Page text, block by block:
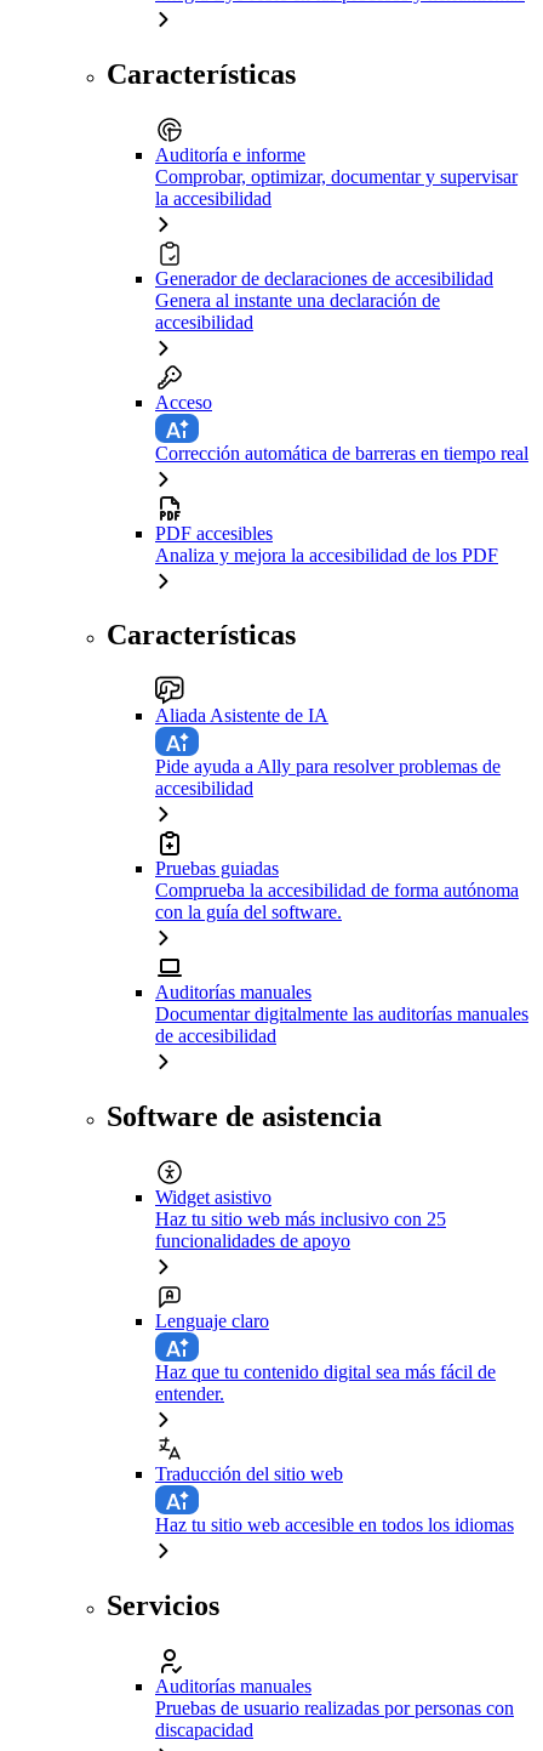
Características
Auditoría e informe
Comprobar, optimizar, documentar y supervisar
la accesibilidad
Generador de declaraciones de accesibilidad
Genera al instante una declaración de
accesibilidad
Acceso
Corrección automática de barreras en tiempo real
PDF accesibles
Analiza y mejora la accesibilidad de los PDF
Características
Aliada Asistente de IA
Pide ayuda a Ally para resolver problemas de
accesibilidad
Pruebas guiadas
Comprueba la accesibilidad de forma autónoma
con la guía del software.
Auditorías manuales
Documentar digitalmente las auditorías manuales
de accesibilidad
Software de asistencia
Widget asistivo
Haz tu sitio web más inclusivo con 25
funcionalidades de apoyo
Lenguaje claro
Haz que tu contenido digital sea más fácil de
entender.
Traducción del sitio web
Haz tu sitio web accesible en todos los idiomas
Servicios
Auditorías manuales
Pruebas de usuario realizadas por personas con
discapacidad